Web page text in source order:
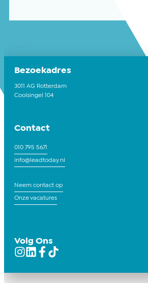
Bezoekadres
3011 AG Rotterdam
Coolsingel 104
Contact
010 795 5671
info@leadtoday.nl
Volg Ons
Neem contact op
Onze vacatures